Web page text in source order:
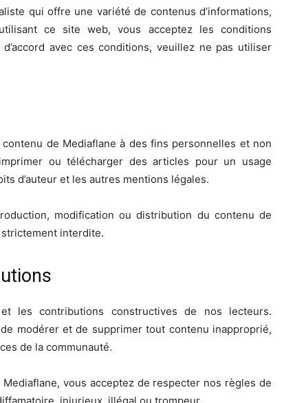
qui offre une variété de contenus d’informations,
ce site web, vous acceptez les conditions
d’accord avec ces conditions, veuillez ne pas utiliser
de Mediaflane à des fins personnelles et non
ou télécharger des articles pour un usage
d’auteur et les autres mentions légales.
modification ou distribution du contenu de
interdite.
les contributions constructives de nos lecteurs.
modérer et de supprimer tout contenu inapproprié,
de la communauté.
vous acceptez de respecter nos règles de